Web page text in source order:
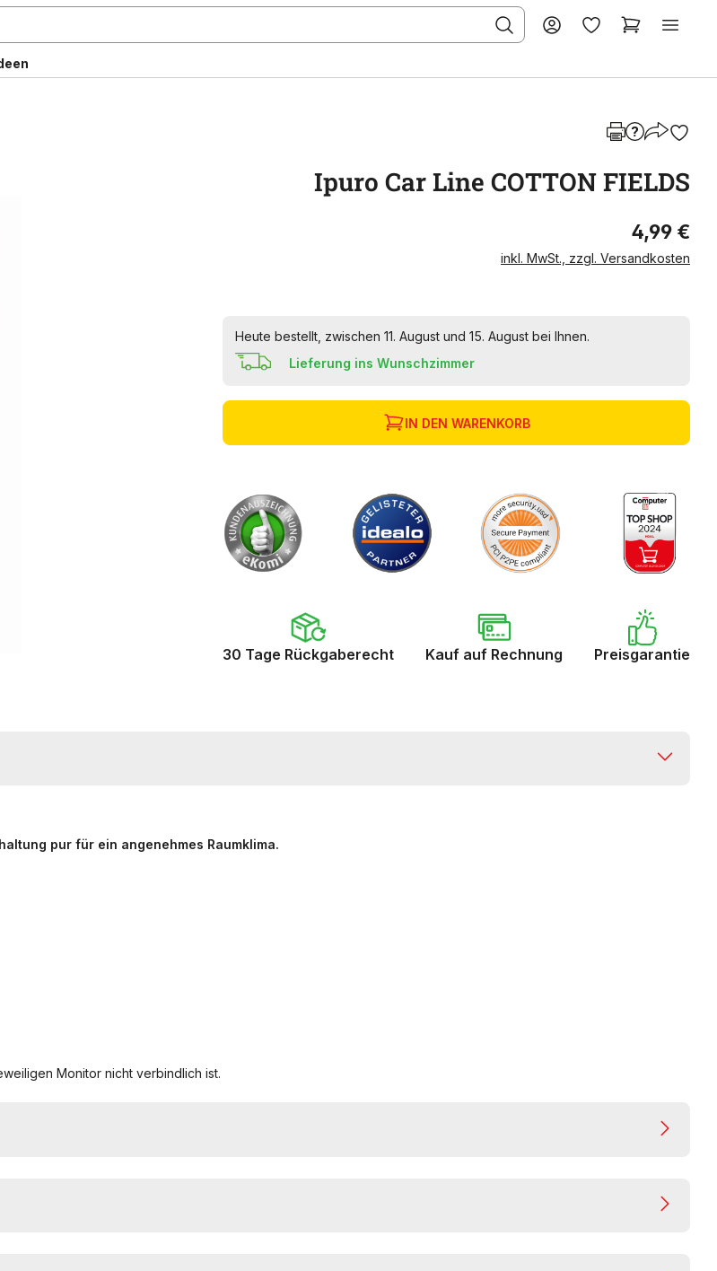
Ipuro Car Line COTTON FIELDS
4,99 €
inkl. MwSt., zzgl. Versandkosten
Heute bestellt, zwischen 11. August und 15. August bei Ihnen.
Lieferung ins Wunschzimmer
IN DEN WARENKORB
30 Tage Rückgaberecht Kauf auf Rechnung Preisgarantie
pur für ein angenehmes Raumklima.
Monitor nicht verbindlich ist.